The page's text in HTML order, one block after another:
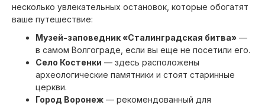
несколько увлекательных остановок, которые обогатят
ваше путешествие:
Музей-заповедник «Сталинградская битва» —
в самом Волгограде, если вы еще не посетили его.
Село Костенки — здесь расположены
археологические памятники и стоят старинные
церкви.
Город Воронеж — рекомендованный для